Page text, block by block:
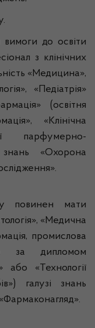
до освіти
з клінічних
«Медицина»,
«Педіатрія»
(освітня
«Клінічна
парфумерно-
знань «Охорона
повинен мати
«Медична
промислова
за дипломом
або «Технології
галузі знань